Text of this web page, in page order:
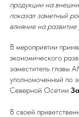
продукции на
показал заметный
влияние на развитие
В мероприятии
экономического
заместитель главы
уполномоченный по
Северной Осетии
В своей